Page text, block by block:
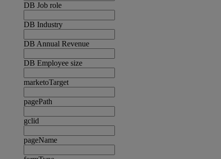
DB Job role
DB Industry
DB Annual Revenue
DB Employee size
marketoTarget
pagePath
gclid
pageName